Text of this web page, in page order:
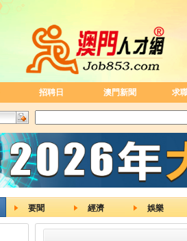
招聘日 澳門新聞 求
要聞 經濟 娛樂